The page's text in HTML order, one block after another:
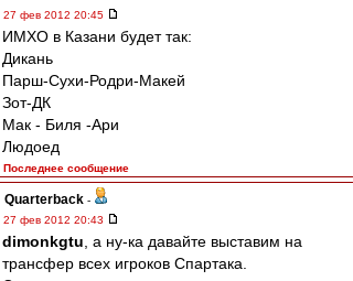
27 фев 2012 20:45
ИМХО в Казани будет так:
Дикань
Парш-Сухи-Родри-Макей
Зот-ДК
Мак - Биля -Ари
Людоед
Последнее сообщение
Quarterback -
27 фев 2012 20:43
dimonkgtu , а ну-ка давайте выставим на
трансфер всех игроков Спартака.